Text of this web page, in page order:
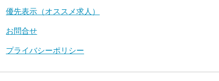
優先表示（オススメ求人）
お問合せ
プライバシーポリシー